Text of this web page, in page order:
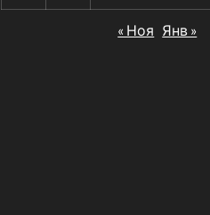
« Ноя Янв »